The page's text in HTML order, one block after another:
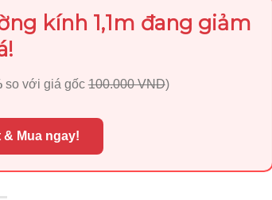
kính 1,1m đang giảm
so với giá gốc100.000 VND)
Mua ngay!